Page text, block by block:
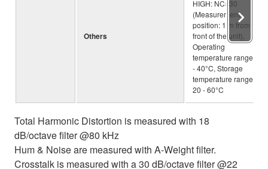
Others
HIGH: NC=30
(Measurement
position: 1 m from the
front of the unit),
Operating
temperature range: 0
- 40°C, Storage
temperature range: –
20 - 60°C
Total Harmonic Distortion is measured with 18
dB/octave filter @80 kHz
Hum & Noise are measured with A-Weight filter.
Crosstalk is measured with a 30 dB/octave filter @22